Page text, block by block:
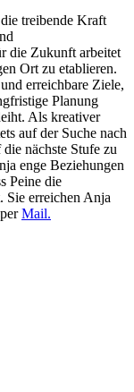
treibende Kraft
die Zukunft arbeitet
Ort zu etablieren.
erreichbare Ziele,
Planung
Als kreativer
auf der Suche nach
nächste Stufe zu
enge Beziehungen
Peine die
Sie erreichen Anja
Mail.